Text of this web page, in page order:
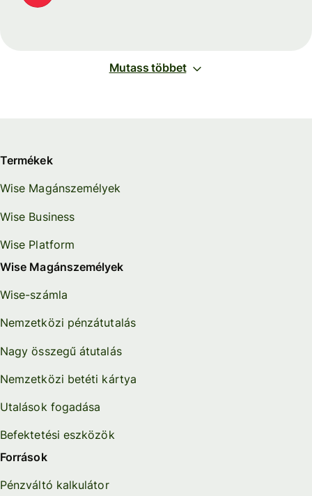
Mutass többet
Termékek
Wise Magánszemélyek
Wise Business
Wise Platform
Wise Magánszemélyek
Wise-számla
Nemzetközi pénzátutalás
Nagy összegű átutalás
Nemzetközi betéti kártya
Utalások fogadása
Befektetési eszközök
Források
Pénzváltó kalkulátor